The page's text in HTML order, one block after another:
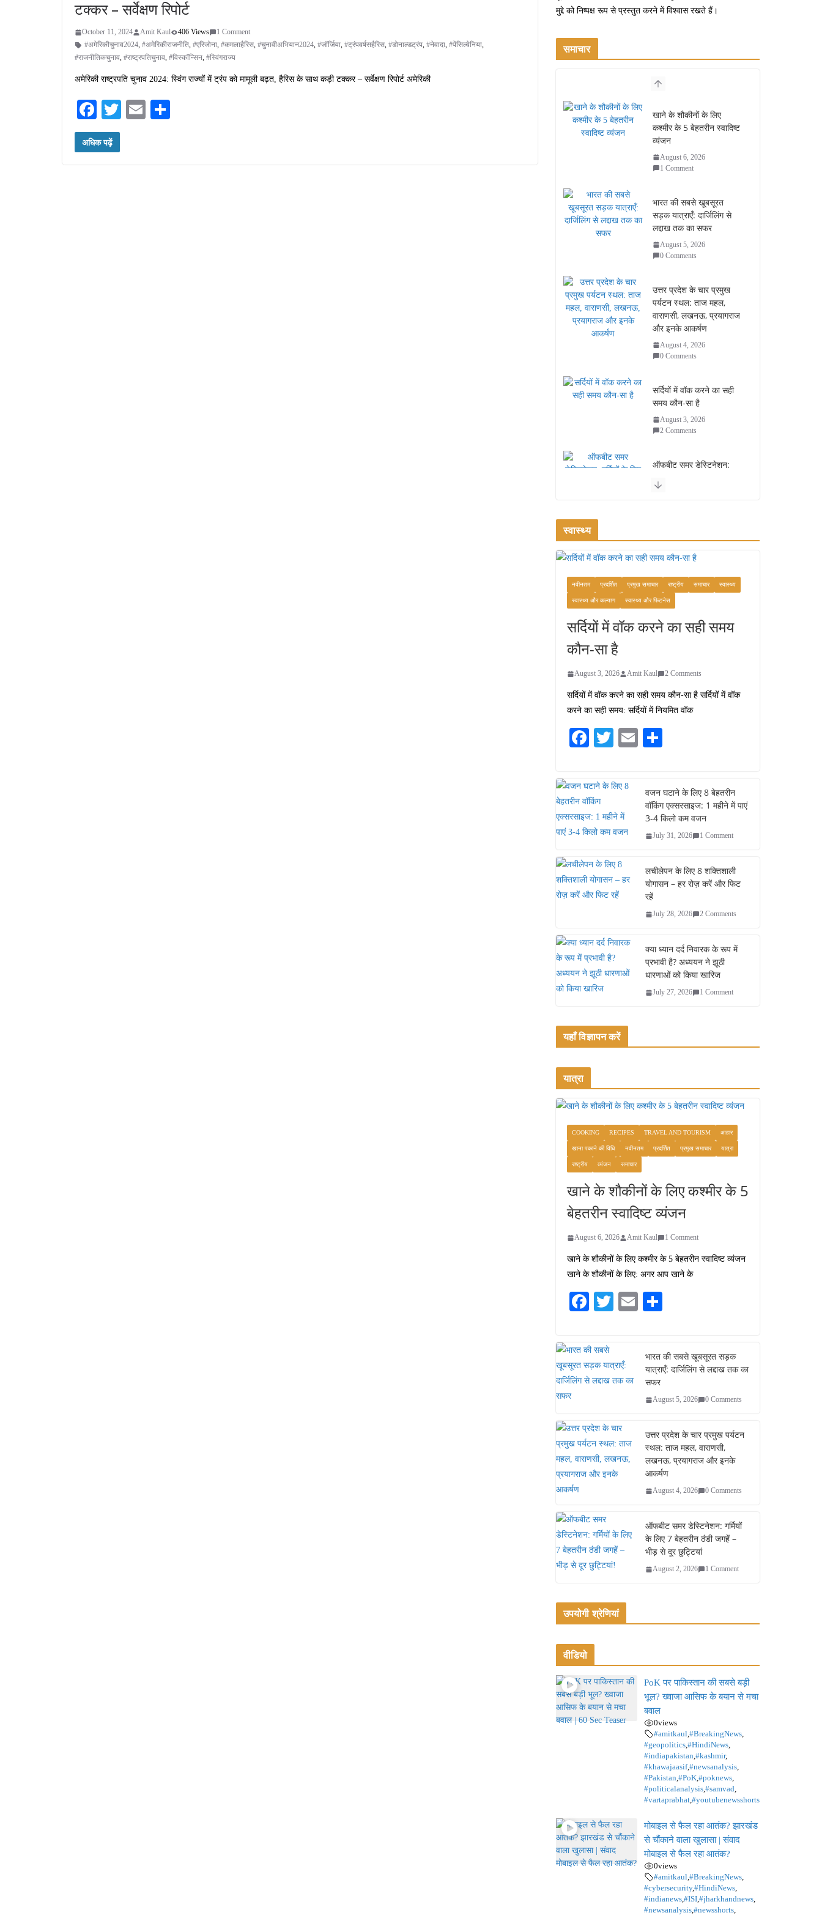
टक्कर – सर्वेक्षण रिपोर्ट
October 11, 2024 Amit Kaul 406 Views
1 Comment
#अमेरिकीचुनाव2024, #अमेरिकीराजनीति, #एरिजोना, #कमलाहैरिस, #चुनावीअभियान2024, #जॉर्जिया, #ट्रंपवर्षसहैरिस, #डोनाल्डट्रंप, #नेवादा, #पेंसिल्वेनिया,
#राजनीतिकचुनाव, #राष्ट्रपतिचुनाव, #विस्कॉन्सिन, #स्विंगराज्य
अमेरिकी राष्ट्रपति चुनाव 2024: स्विंग राज्यों में ट्रंप को मामूली बढ़त, हैरिस के साथ कड़ी टक्कर – सर्वेक्षण रिपोर्ट अमेरिकी
Fa
ce
bo
T
E
अधिक पढ़ें
मुद्दे को निष्पक्ष रूप से प्रस्तुत करने में विश्वास रखते हैं।
समाचार
खाने के शौकीनों के लिए
कश्मीर के 5 बेहतरीन स्वादिष्ट
व्यंजन
August 6, 2026
1 Comment
भारत की सबसे खूबसूरत
सड़क यात्राएँ: दार्जिलिंग से
लद्दाख तक का सफर
August 5, 2026
0 Comments
उत्तर प्रदेश के चार प्रमुख
पर्यटन स्थल: ताज महल,
वाराणसी, लखनऊ, प्रयागराज
और इनके आकर्षण
August 4, 2026
0 Comments
सर्दियों में वॉक करने का सही
समय कौन-सा है
August 3, 2026
2 Comments
ऑफबीट समर डेस्टिनेशन:
जगहें – भीड़ से दूर छुट्टियां
कश्मीर यात्रा गाइड:
प्राकृतिक सुंदरता और
स्वादिष्ट भोजन का अनूठा संगम
August 1, 2026
1 Comment
16 ज़रूरी कीबोर्ड शॉर्टकट्स
जो आपकी उत्पादकता को
दोगुना कर देंगे
स्वास्थ्य
नवीनतम प्रदर्शित प्रमुख समाचार राष्ट्रीय समाचार स्वास्थ्य
स्वास्थ्य और कल्याण स्वास्थ्य और फिटनेस
सर्दियों में वॉक करने का सही समय
कौन-सा है
August 3, 2026 Amit Kaul 2 Comments
सर्दियों में वॉक करने का सही समय कौन-सा है सर्दियों में वॉक
करने का सही समय: सर्दियों में नियमित वॉक
Fa
bo
ok
T
tte
r
E
वजन घटाने के लिए 8 बेहतरीन
वॉकिंग एक्सरसाइज: 1 महीने में पाएं
3-4 किलो कम वजन
July 31, 2026 1 Comment
लचीलेपन के लिए 8 शक्तिशाली
योगासन – हर रोज़ करें और फिट
रहें
July 28, 2026 2 Comments
क्या ध्यान दर्द निवारक के रूप में
प्रभावी है? अध्ययन ने झूठी
धारणाओं को किया खारिज
July 27, 2026 1 Comment
यहाँ विज्ञापन करें
यात्रा
COOKING RECIPES TRAVEL AND TOURISM आहार
खाना पकाने की विधि नवीनतम प्रदर्शित प्रमुख समाचार यात्रा
राष्ट्रीय व्यंजन समाचार
खाने के शौकीनों के लिए कश्मीर के 5
बेहतरीन स्वादिष्ट व्यंजन
August 6, 2026 Amit Kaul 1 Comment
खाने के शौकीनों के लिए कश्मीर के 5 बेहतरीन स्वादिष्ट व्यंजन
खाने के शौकीनों के लिए: अगर आप खाने के
Fa
bo
ok
T
r
E
भारत की सबसे खूबसूरत सड़क
यात्राएँ: दार्जिलिंग से लद्दाख तक का
सफर
August 5, 2026 0 Comments
उत्तर प्रदेश के चार प्रमुख पर्यटन
स्थल: ताज महल, वाराणसी,
लखनऊ, प्रयागराज और इनके
आकर्षण
August 4, 2026 0 Comments
ऑफबीट समर डेस्टिनेशन: गर्मियों
के लिए 7 बेहतरीन ठंडी जगहें –
भीड़ से दूर छुट्टियां
August 2, 2026 1 Comment
उपयोगी श्रेणियां
वीडियो
PoK पर पाकिस्तान की सबसे बड़ी
भूल? ख्वाजा आसिफ के बयान से मचा
बवाल
0views
#amitkaul,#BreakingNews,
#geopolitics,#HindiNews,
#indiapakistan,#kashmir,
#khawajaasif,#newsanalysis,
#Pakistan,#PoK,#poknews,
#politicalanalysis,#samvad,
#vartaprabhat,#youtubenewsshorts
मोबाइल से फैल रहा आतंक? झारखंड
से चौंकाने वाला खुलासा | संवाद
मोबाइल से फैल रहा आतंक?
0views
#amitkaul,#BreakingNews,
#cybersecurity,#HindiNews,
#indianews,#ISI,#jharkhandnews,
#newsanalysis,#newsshorts,